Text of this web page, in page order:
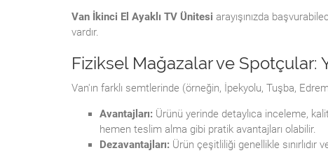
Van İkinci El Ayaklı TV Ünitesi arayışınızda
vardır.
Fiziksel Mağazalar ve Spotçular:
Van'ın farklı semtlerinde (örneğin, İpekyolu, Tuşba,
Avantajları: Ürünü yerinde detaylıca inceleme,
hemen teslim alma gibi pratik avantajları olabilir.
Dezavantajları: Ürün çeşitliliği genellikle